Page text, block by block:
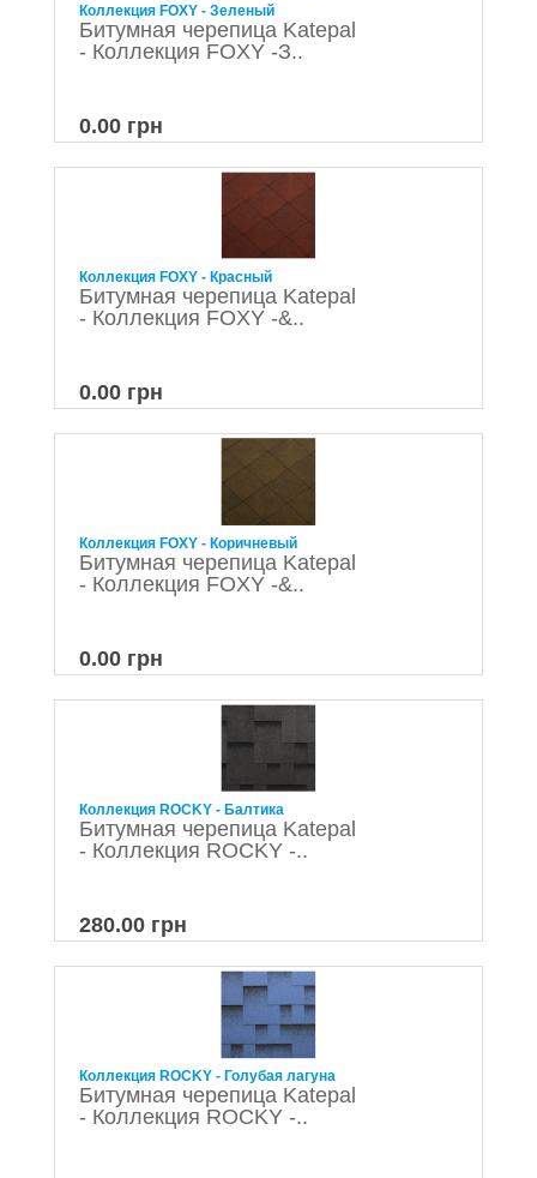
Коллекция FOXY - Зеленый
Битумная черепица Katepal
- Коллекция FOXY -З..
0.00 грн
Коллекция FOXY - Красный
Битумная черепица Katepal
- Коллекция FOXY -&..
0.00 грн
Коллекция FOXY - Коричневый
Битумная черепица Katepal
- Коллекция FOXY -&..
0.00 грн
Коллекция ROCKY - Балтика
Битумная черепица Katepal
- Коллекция ROCKY -..
280.00 грн
Коллекция ROCKY - Голубая лагуна
Битумная черепица Katepal
- Коллекция ROCKY -..